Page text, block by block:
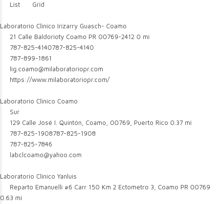
List
Grid
Laboratorio Clinico Irizarry Guasch- Coamo
21 Calle Baldorioty Coamo PR 00769-2412 0 mi
787-825-4140787-825-4140
787-899-1861
lig.coamo@milaboratoriopr.com
https://www.milaboratoriopr.com/
Laboratorio Clinico Coamo
Sur
129 Calle José I. Quintón, Coamo, 00769, Puerto Rico 0.37 mi
787-825-1908787-825-1908
787-825-7846
labclcoamo@yahoo.com
Laboratorio Clinico Yanluis
Reparto Emanuelli #6 Carr 150 Km 2 Ectometro 3, Coamo PR 00769
0.63 mi